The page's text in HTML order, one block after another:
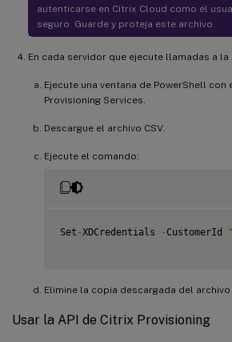
autenticarse en Citrix Cloud como el
seguro. Guarde y proteja este archivo.
En cada servidor que ejecute llamadas a la
Ejecute una ventana de PowerShell
Provisioning Services.
Descargue el archivo CSV.
Ejecute el comando:
Set -XDCredentials - CustomerId
Elimine la copia descargada del archivo
Usar la API de Citrix Provisioning